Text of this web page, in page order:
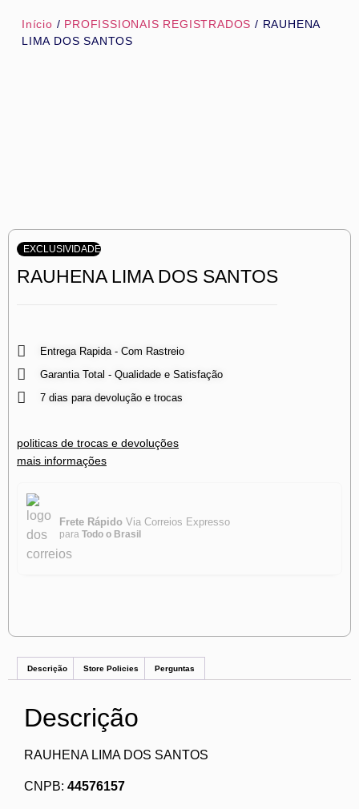
Início / PROFISSIONAIS REGISTRADOS / RAUHENA
LIMA DOS SANTOS
EXCLUSIVIDADE
RAUHENA LIMA DOS SANTOS
Entrega Rapida - Com Rastreio
Garantia Total - Qualidade e Satisfação
7 dias para devolução e trocas
politicas de trocas e devoluções
mais informações
Frete Rápido Via Correios Expresso
para Todo o Brasil
Descrição Store Policies Perguntas
Descrição
RAUHENA LIMA DOS SANTOS
CNPB: 44576157